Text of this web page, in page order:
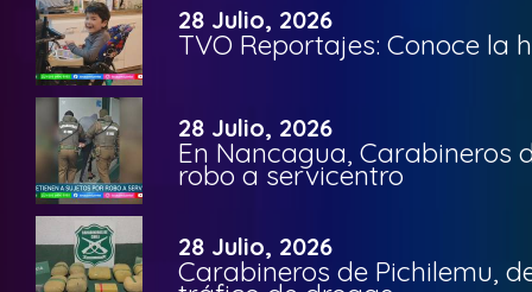
28 Julio, 2026
TVO Reportajes: Conoce la
28 Julio, 2026
En Nancagua, Carabineros
robo a servicentro
28 Julio, 2026
Carabineros de Pichilemu,